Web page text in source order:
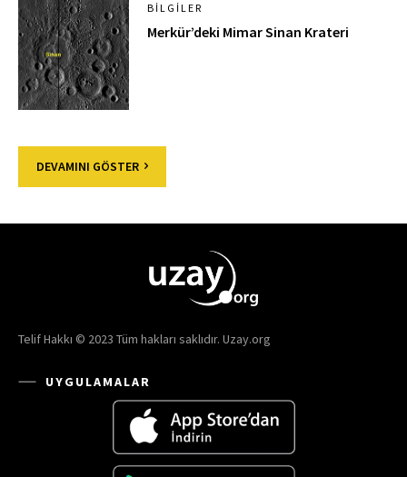
BILGILER
Merkür’deki Mimar Sinan Krateri
DEVAMINI GÖSTER
Telif Hakkı © 2023 Tüm hakları saklıdır. Uzay.org
UYGULAMALAR